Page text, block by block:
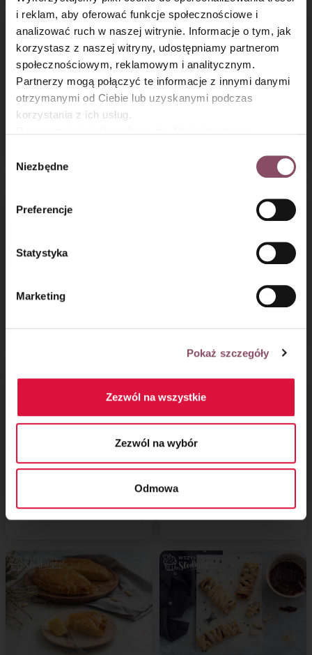
i reklam, aby oferować funkcje społecznościowe i
analizować ruch w naszej witrynie. Informacje o tym, jak
korzystasz z naszej witryny, udostępniamy partnerom
społecznościowym, reklamowym i analitycznym.
Partnerzy mogą połączyć te informacje z innymi danymi
otrzymanymi od Ciebie lub uzyskanymi podczas
korzystania z ich usług.
Gdańsk (80-339) adres: Dickmana 14/15 więcej
informacji o przetwarzaniu danych osobowych oraz
Polityce
prywatności.
zgody
Niezbędne
Preferencje
Statystyka
Marketing
Pokaż szczegóły
Zezwól na wszystkie
Zezwól na wybór
Odmowa
cieście francuskim
Świąteczne ciasteczka
francuskie z czekoladą
New york rollsy
z kremem pistacjowym
×